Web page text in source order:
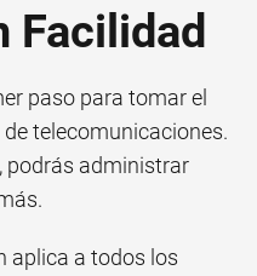
Facilidad
paso para tomar el
telecomunicaciones.
podrás administrar
aplica a todos los